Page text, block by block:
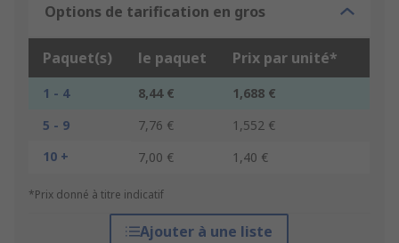
Options de tarification en gros
Paquet(s) le paquet Prix par unité*
1 - 4 8,44 €
1,688 €
5 - 9
7,76 €
1,552 €
10 +
7,00 € 1,40 €
*Prix donné à titre indicatif
Ajouter à une liste